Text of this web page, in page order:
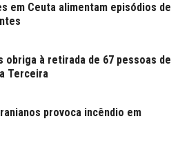
em Ceuta alimentam episódios de
obriga à retirada de 67 pessoas de
Terceira
provoca incêndio em